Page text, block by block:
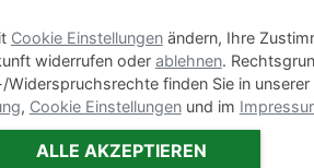
Art-Nr.
Cookie Einstellungenändern, Ihre
widerrufen oder ablehnen.
Widerspruchsrechte finden Sie in unserer
, Cookie Einstellungenund im
ALLE AKZEPTIEREN